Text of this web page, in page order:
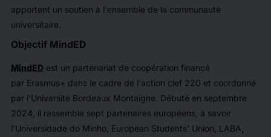
apportent un soutien à l'ensemble de la communauté
universitaire.
Objectif MindED
MindEDest un partenariat de coopération financé
par Erasmus+ dans le cadre de l'action clef 220 et coordonné
par l'Université Bordeaux Montaigne. Débuté en septembre
2024, il rassemble sept partenaires européens, à savoir
l'Universidade do Minho, European Students' Union, LABA,